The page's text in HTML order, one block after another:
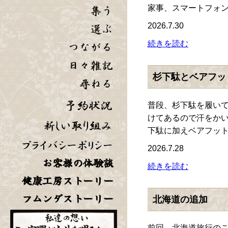
お客様の体験談
健康工房ストーリー
フムンダストーリー
家事、スマートフォ
2026.7.30
続きを読む
杉下駄とベアフ
普段、杉下駄を履い
けてあるので汗をか
下駄に加えベアフッ
2026.7.28
続きを読む
北海道の追加